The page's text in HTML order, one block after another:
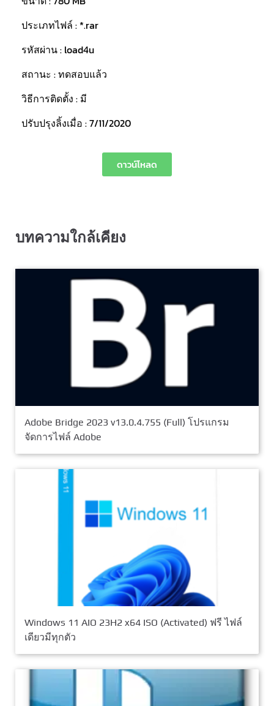
ประเภทไฟล์ : *.rar
รหัสผ่าน : load4u
สถานะ : ทดสอบแล้ว
วิธีการติดตั้ง : มี
ปรับปรุงลิ้งเมื่อ : 7/11/2020
ดาวน์โหลด
บทความใกล้เคียง
Adobe Bridge 2023 v13.0.4.755 (Full) โปรแกรม
จัดการไฟล์ Adobe
Windows 11 AIO 23H2 x64 ISO (Activated) ฟรี ไฟล์
เดียวมีทุกตัว